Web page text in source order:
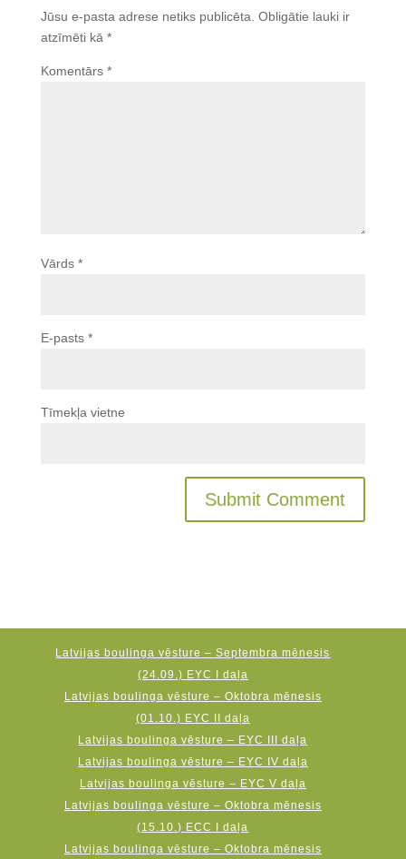
Jūsu e-pasta adrese netiks publicēta. Obligātie lauki ir
atzīmēti kā *
Komentārs *
Vārds *
E-pasts *
Tīmekļa vietne
Latvijas boulinga vēsture – Septembra mēnesis
(24.09.) EYC I daļa
Latvijas boulinga vēsture – Oktobra mēnesis
(01.10.) EYC II daļa
Latvijas boulinga vēsture – EYC III daļa
Latvijas boulinga vēsture – EYC IV daļa
Latvijas boulinga vēsture – EYC V daļa
Latvijas boulinga vēsture – Oktobra mēnesis
(15.10.) ECC I daļa
Latvijas boulinga vēsture – Oktobra mēnesis